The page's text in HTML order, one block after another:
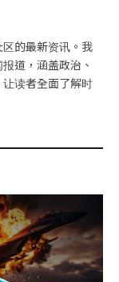
的最新资讯。我
道，涵盖政治、
读者全面了解时